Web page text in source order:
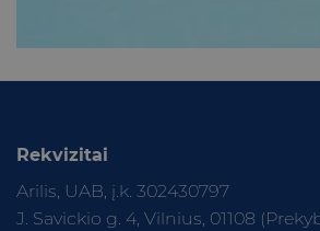
Rekvizitai
Arilis, UAB, į.k. 302430797
J. Savickio g. 4, Vilnius, 01108